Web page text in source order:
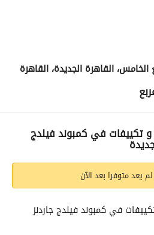
القاهرة الجديدة، القاهرة
175م مطبخ و تكييفات في كمبوند فيلدج
يعد متوفرا بعد الآن